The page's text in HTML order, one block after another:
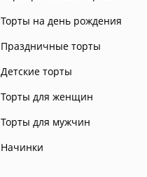
Торты на день рождения
Праздничные торты
Детские торты
Торты для женщин
Торты для мужчин
Начинки